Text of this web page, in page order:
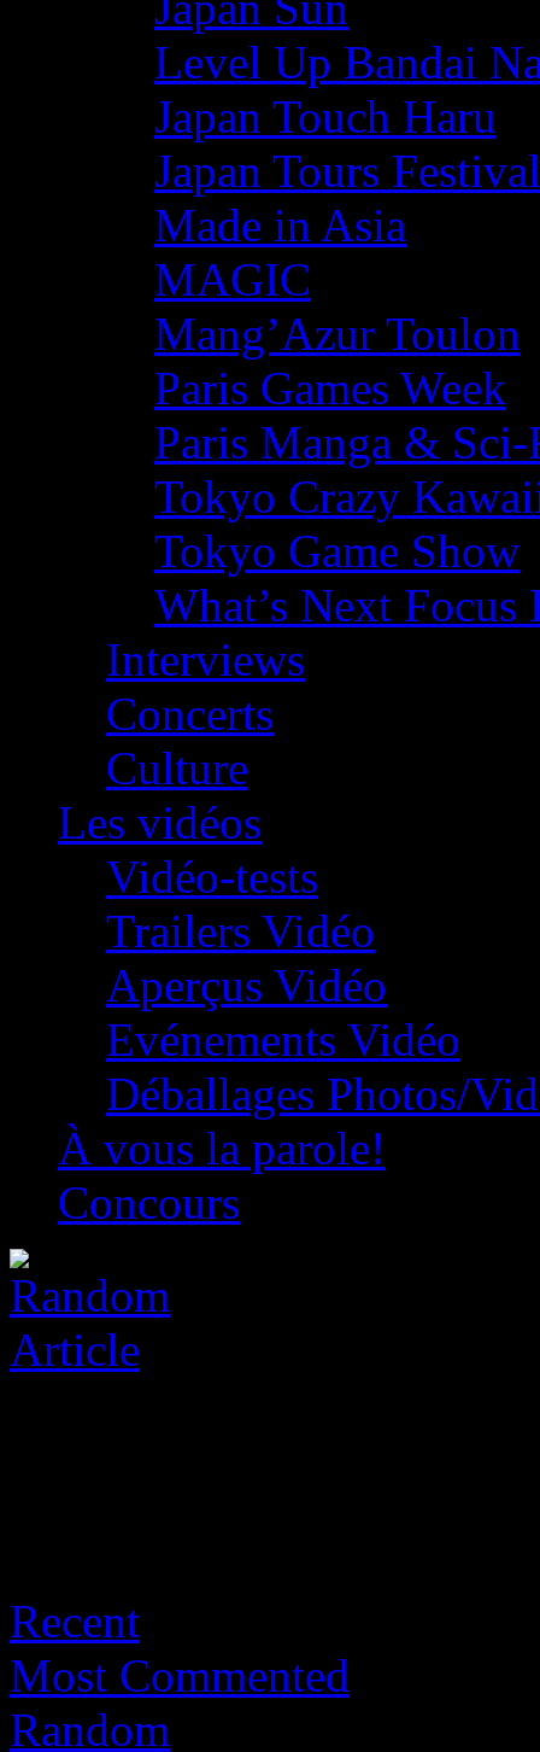
Level Up Bandai
Japan Touch Haru
Japan Tours Festival
Made in Asia
MAGIC
Mang’Azur Toulon
Paris Games Week
Paris Manga &
Tokyo Crazy
Tokyo Game Show
What’s Next
Interviews
Concerts
Culture
Les vidéos
Vidéo-tests
Trailers Vidéo
Aperçus Vidéo
Evénements Vidéo
Déballages Photos/
À vous la parole!
Concours
Recent
Most Commented
Random